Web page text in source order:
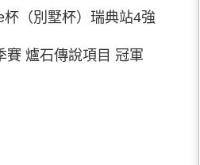
（別墅杯）瑞典站4強
賽 爐石傳說項目 冠軍